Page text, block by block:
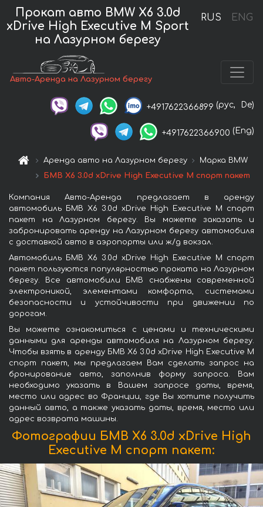
RUS ENG
Прокат авто BMW X6 3.0d
xDrive High Executive M Sport
на Лазурном берегу
Авто-Аренда на Лазурном берегу
+4917622366899 (рус, De)
+4917622366900 (Eng)
Аренда авто на Лазурном берегу
Марка BMW
БМВ X6 3.0d xDrive High Executive M спорт пакет
Компания Авто-Аренда предлагает в аренду
автомобиль БМВ X6 3.0d xDrive High Executive M спорт
пакет на Лазурном берегу. Вы можете заказать и
забронировать аренду на Лазурном берегу автомобиля
с доставкой авто в аэропорты или ж/д вокзал.
Автомобиль БМВ X6 3.0d xDrive High Executive M спорт
пакет пользуются популярностью проката на Лазурном
берегу. Все автомобили БМВ снабжены современной
электроникой, элементами комфорта, системами
безопасности и устойчивости при движении по
дорогам.
Вы можете ознакомиться с ценами и техническими
данными для аренды автомобиля на Лазурном берегу.
Чтобы взять в аренду БМВ X6 3.0d xDrive High Executive M
спорт пакет, мы предлагаем Вам сделать запрос на
бронирование авто, заполнив форму запроса. Вам
необходимо указать в Вашем запросе даты, время,
место или адрес во Франции, где Вы хотите получить
данный авто, а также указать даты, время, место или
адрес возврата машины.
Фотографии БМВ X6 3.0d xDrive High
Executive M спорт пакет: